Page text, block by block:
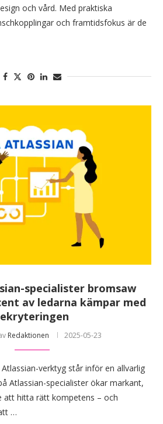
och vård. Med praktiska
och framtidsfokus är de
specialister bromsaw
av ledarna kämpar med
Redaktionen 2025-05-23
verktyg står inför en allvarlig
Atlassian-specialister ökar markant,
att hitta rätt kompetens – och
…